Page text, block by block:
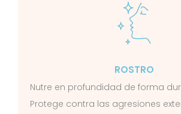
ROSTRO
Nutre en profundidad de forma
Protege contra las agresiones